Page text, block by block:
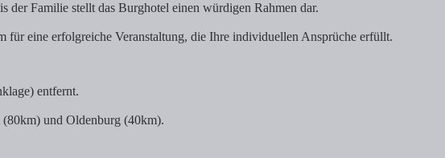
Familie stellt das Burghotel einen würdigen Rahmen dar.
für eine erfolgreiche Veranstaltung, die Ihre individuellen Ansprüche erfüllt.
entfernt.
und Oldenburg (40km).